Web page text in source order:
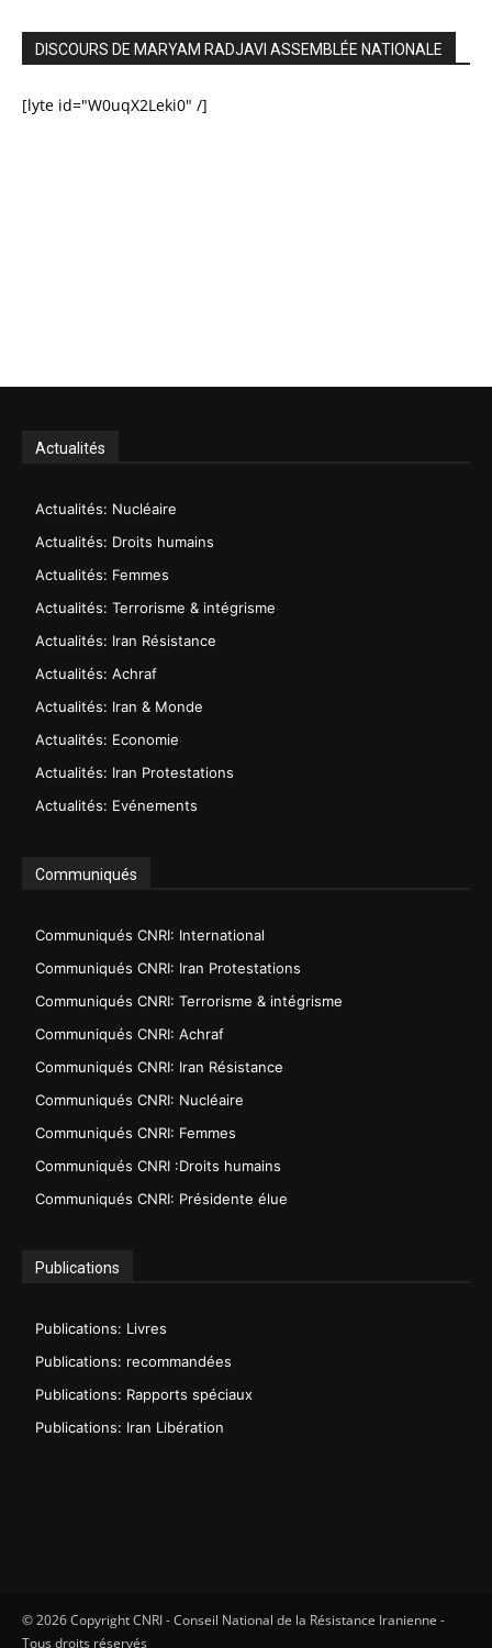
DISCOURS DE MARYAM RADJAVI ASSEMBLÉE NATIONALE
[lyte id="W0uqX2Leki0" /]
Actualités
Actualités: Nucléaire
Actualités: Droits humains
Actualités: Femmes
Actualités: Terrorisme & intégrisme
Actualités: Iran Résistance
Actualités: Achraf
Actualités: Iran & Monde
Actualités: Economie
Actualités: Iran Protestations
Actualités: Evénements
Communiqués
Communiqués CNRI: International
Communiqués CNRI: Iran Protestations
Communiqués CNRI: Terrorisme & intégrisme
Communiqués CNRI: Achraf
Communiqués CNRI: Iran Résistance
Communiqués CNRI: Nucléaire
Communiqués CNRI: Femmes
Communiqués CNRI :Droits humains
Communiqués CNRI: Présidente élue
Publications
Publications: Livres
Publications: recommandées
Publications: Rapports spéciaux
Publications: Iran Libération
© 2026 Copyright CNRI - Conseil National de la Résistance Iranienne -
Tous droits réservés